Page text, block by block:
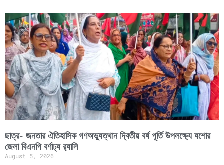
ছাত্র- জনতার ঐতিহাসিক গণঅভ্যুত্থান দ্বিতীয় বর্ষ পূর্তি উপলক্ষ্যে যশোর
জেলা বিএনপি বর্ণাঢ্য র‍্যালি
August 5, 2026